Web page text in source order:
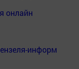
онлайн
информ